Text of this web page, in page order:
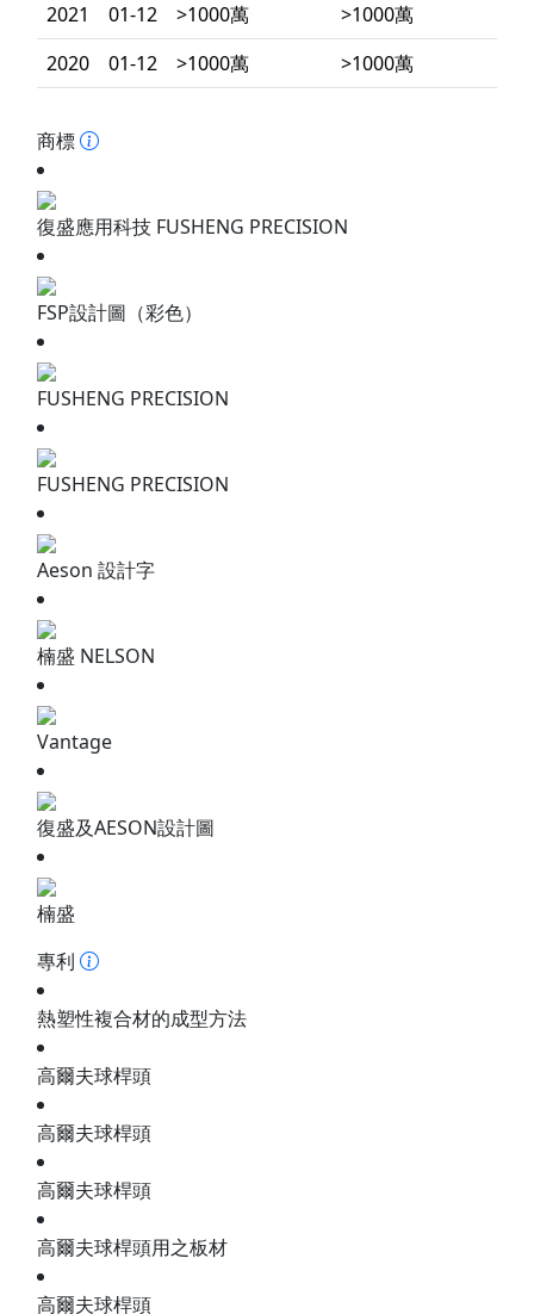
2021
01-12 >1000萬
>1000萬
2020
01-12 >1000萬 >1000萬
商標
復盛應用科技 FUSHENG PRECISION
FSP設計圖（彩色）
FUSHENG PRECISION
FUSHENG PRECISION
Aeson 設計字
楠盛 NELSON
Vantage
復盛及AESON設計圖
楠盛
專利
熱塑性複合材的成型方法
高爾夫球桿頭
高爾夫球桿頭
高爾夫球桿頭
高爾夫球桿頭用之板材
高爾夫球桿頭